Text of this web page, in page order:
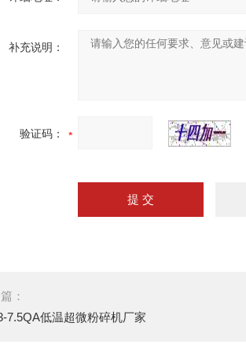
补充说明：
验证码：
：
7.5QA低温超微粉碎机厂家